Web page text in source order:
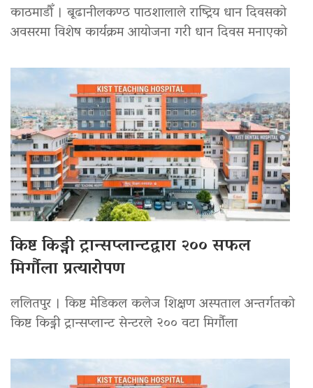
काठमाडौँ । बूढानीलकण्ठ पाठशालाले राष्ट्रिय धान दिवसको
अवसरमा विशेष कार्यक्रम आयोजना गरी धान दिवस मनाएको
किष्ट किड्नी ट्रान्सप्लान्टद्वारा २०० सफल
मिर्गौला प्रत्यारोपण
ललितपुर । किष्ट मेडिकल कलेज शिक्षण अस्पताल अन्तर्गतको
किष्ट किड्नी ट्रान्सप्लान्ट सेन्टरले २०० वटा मिर्गौला